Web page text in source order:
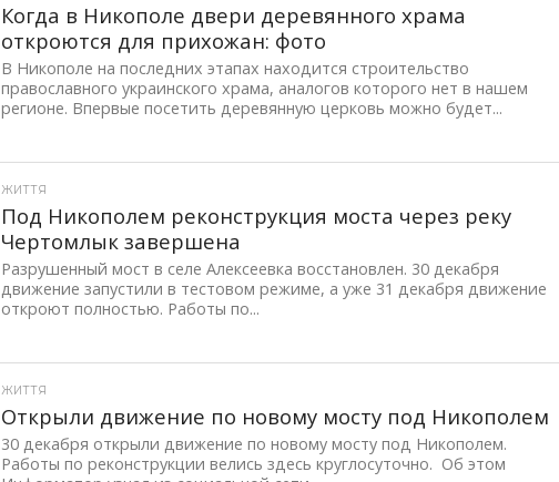
Когда в Никополе двери деревянного храма
откроются для прихожан: фото
В Никополе на последних этапах находится строительство
православного украинского храма, аналогов которого нет в нашем
регионе. Впервые посетить деревянную церковь можно будет...
ЖИТТЯ
Под Никополем реконструкция моста через реку
Чертомлык завершена
Разрушенный мост в селе Алексеевка восстановлен. 30 декабря
движение запустили в тестовом режиме, а уже 31 декабря движение
откроют полностью. Работы по...
ЖИТТЯ
Открыли движение по новому мосту под Никополем
30 декабря открыли движение по новому мосту под Никополем.
Работы по реконструкции велись здесь круглосуточно. Об этом